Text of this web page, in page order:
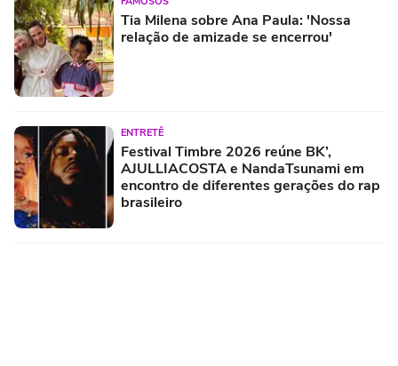
Tia Milena sobre Ana Paula: 'Nossa
relação de amizade se encerrou'
ENTRETÊ
Festival Timbre 2026 reúne BK’,
AJULLIACOSTA e NandaTsunami em
encontro de diferentes gerações do rap
brasileiro